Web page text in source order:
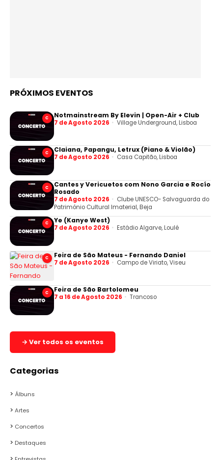
PRÓXIMOS EVENTOS
C Notmainstream By Elevin | Open-Air + Club
7 de Agosto 2026 Village Underground, Lisboa
C Claiana, Papangu, Letrux (Piano & Violão)
7 de Agosto 2026 Casa Capitão, Lisboa
C
Cantes y Vericuetos com Nono Garcia e Rocío
Rosado
7 de Agosto 2026
Clube UNESCO- Salvaguarda do
Património Cultural Imaterial, Beja
C Ye (Kanye West)
7 de Agosto 2026 Estádio Algarve, Loulé
C Feira de São Mateus - Fernando Daniel
7 de Agosto 2026 Campo de Viriato, Viseu
C Feira de São Bartolomeu
7 a 16 de Agosto 2026 Trancoso
→ Ver todos os eventos
Categorias
Álbuns
Artes
Concertos
Destaques